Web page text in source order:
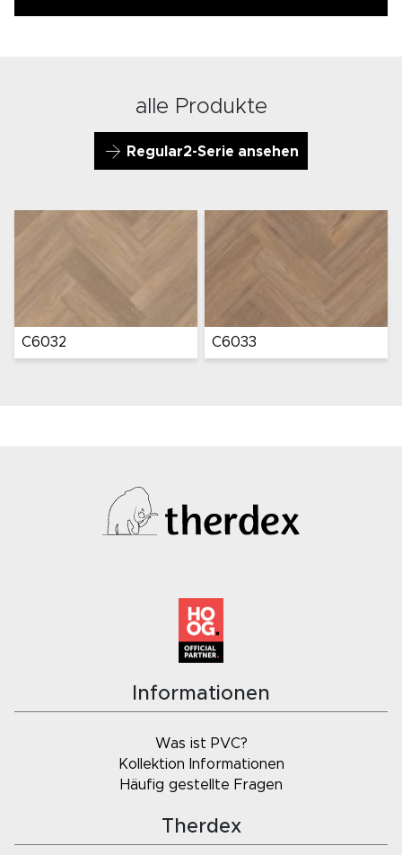
alle Produkte
Regular2-Serie ansehen
C6032 C6033
Informationen
Was ist PVC?
Kollektion Informationen
Häufig gestellte Fragen
Therdex